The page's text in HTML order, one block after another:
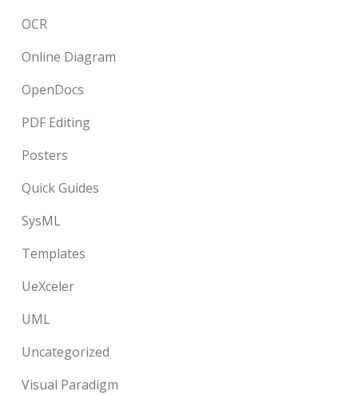
OCR
Online Diagram
OpenDocs
PDF Editing
Posters
Quick Guides
SysML
Templates
UeXceler
UML
Uncategorized
Visual Paradigm